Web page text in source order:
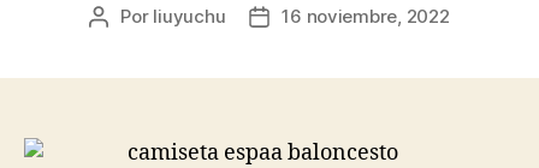
Autor
Por liuyuchu
Fecha16 noviembre, 2022